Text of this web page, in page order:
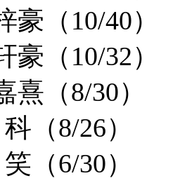
（10/40）
（10/32）
（8/30）
8/26）
6/30）